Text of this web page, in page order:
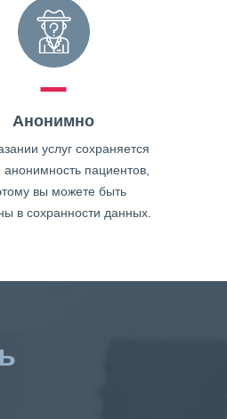
Анонимно
услуг сохраняется
анонимность пациентов,
вы можете быть
в сохранности данных.